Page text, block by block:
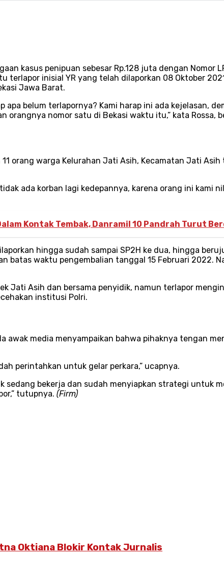
kasus penipuan sebesar Rp.128 juta dengan
terlapor inisial YR yang telah dilaporkan 08 Oktober
Jawa Barat.
belum terlapornya? Kami harap ini ada kejelasan,
orangnya nomor satu di Bekasi waktu itu,” kata Rossa,
orang warga Kelurahan Jati Asih, Kecamatan Jati
ada korban lagi kedepannya, karena orang ini kami
Kontak Tembak, Danramil 10 Pandrah Turut
hingga sudah sampai SP2H ke dua, hingga
batas waktu pengembalian tanggal 15 Februari 2022.
Jati Asih dan bersama penyidik, namun terlapor
institusi Polri.
awak media menyampaikan bahwa pihaknya tengan
perintahkan untuk gelar perkara,” ucapnya.
sedang bekerja dan sudah menyiapkan strategi untuk
tutupnya. (Firm)
Oktiana Blokir Kontak Jurnalis